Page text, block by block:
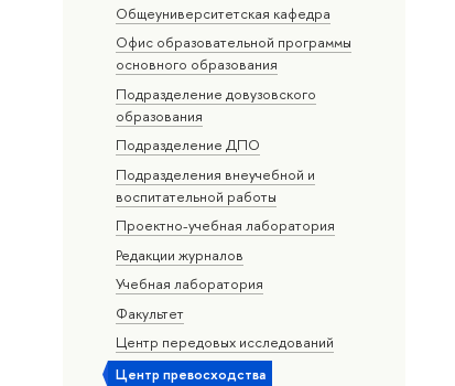
Общеуниверситетская кафедра
Офис образовательной программы
основного образования
Подразделение довузовского
образования
Подразделение ДПО
Подразделения внеучебной и
воспитательной работы
Проектно-учебная лаборатория
Редакции журналов
Учебная лаборатория
Факультет
Центр передовых исследований
Центр превосходства